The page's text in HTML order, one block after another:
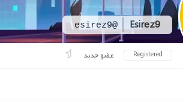
Esirez9
@esirez9
Registered عضو جدید